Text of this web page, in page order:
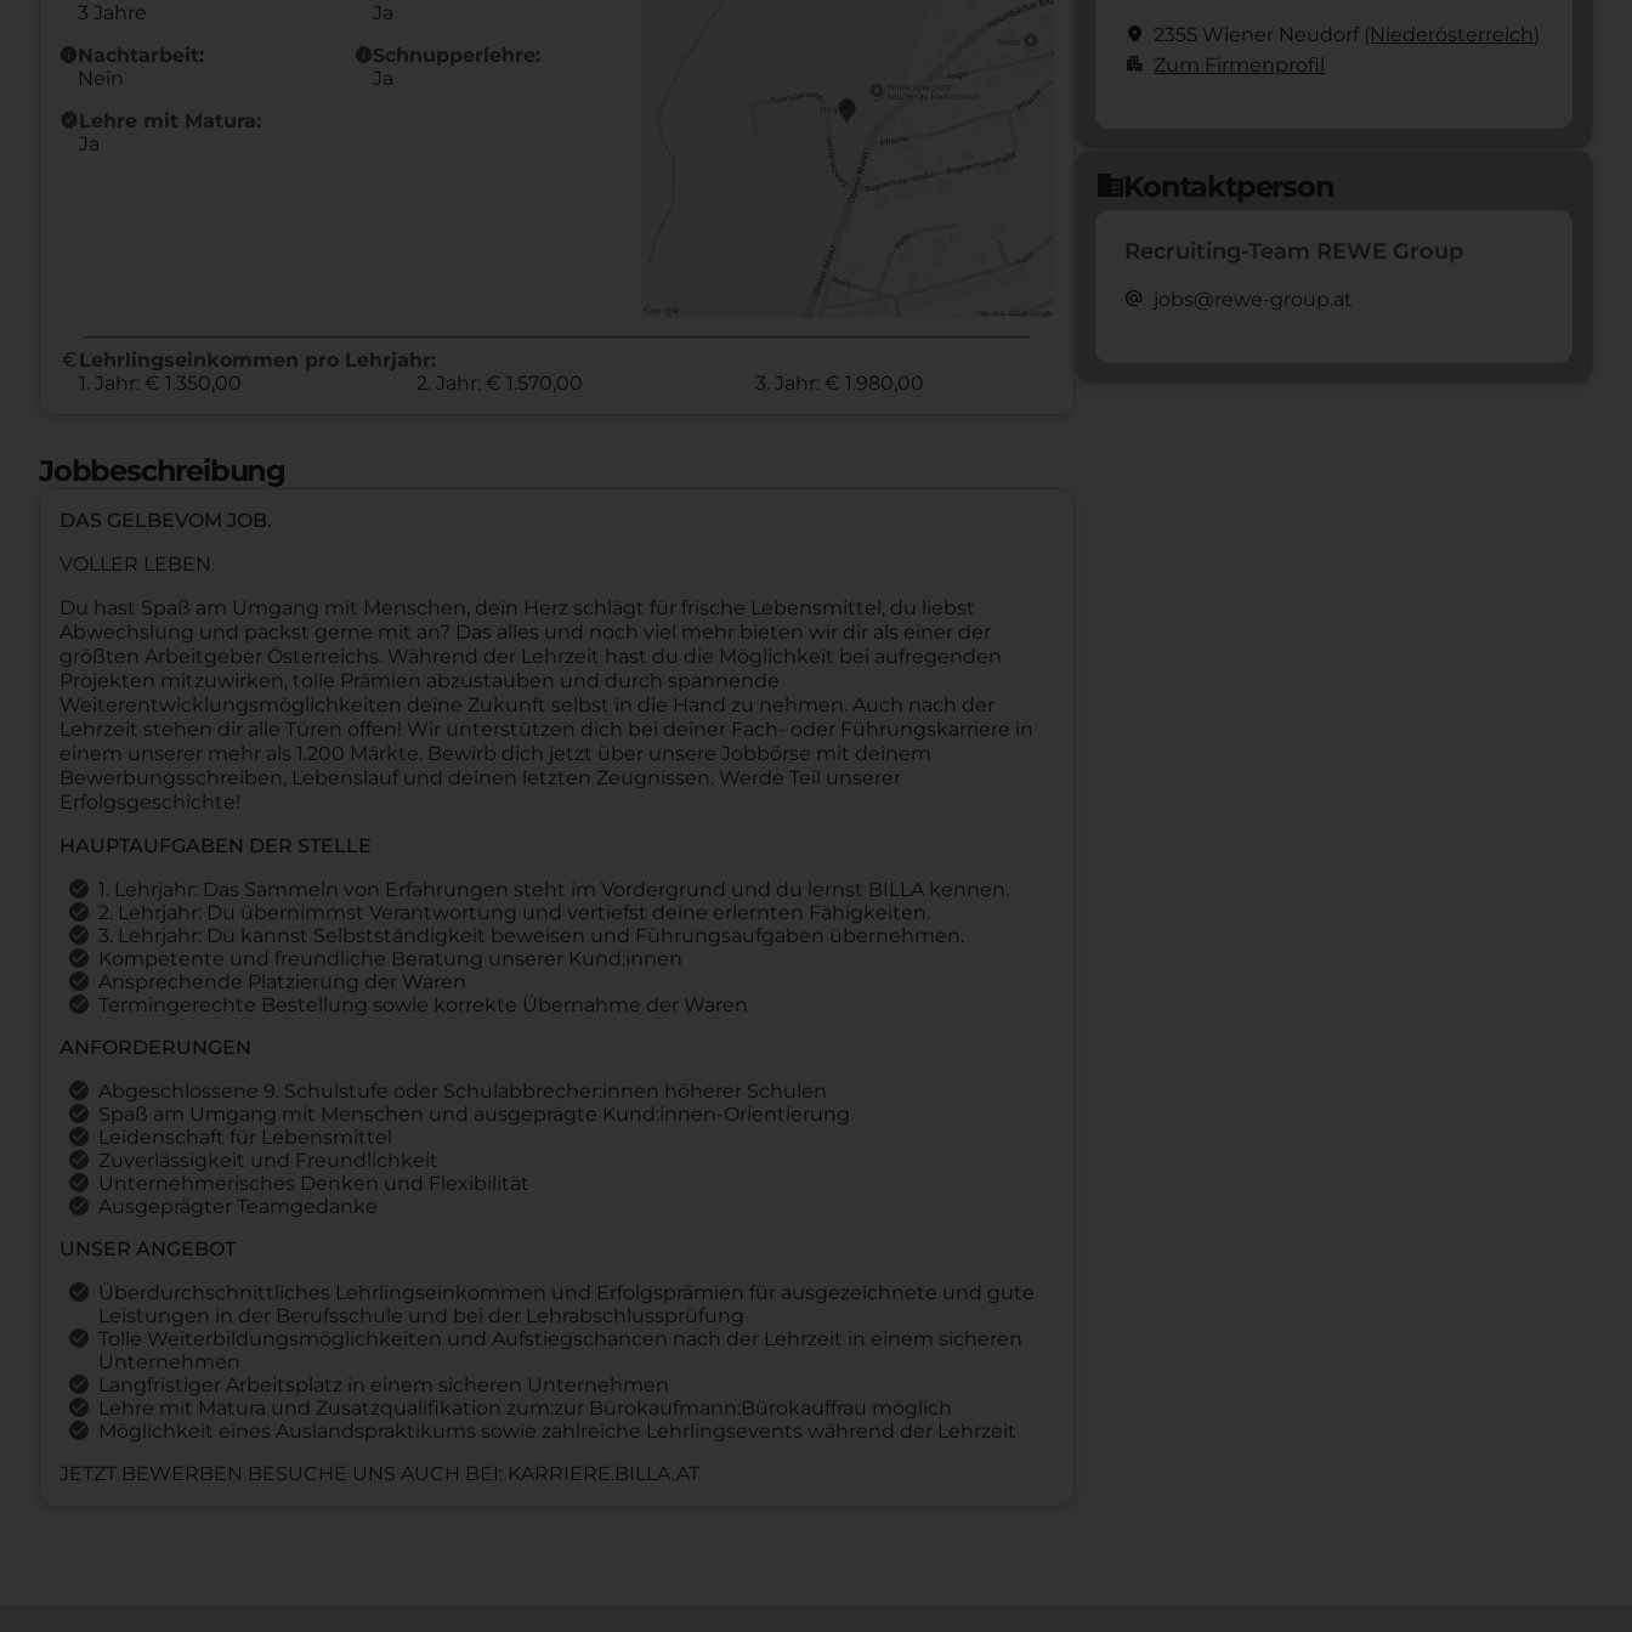
3 Jahre
Ja
infoNachtarbeit:
Nein
infoSchnupperlehre:
Ja
new_releasesLehre mit Matura:
Ja
euro Lehrlingseinkommen pro Lehrjahr:
1. Jahr: € 1.350,00
2. Jahr: € 1.570,00 3. Jahr: € 1.980,00
Jobbeschreibung
DAS GELBEVOM JOB.
VOLLER LEBEN.
Du hast Spaß am Umgang mit Menschen, dein Herz schlägt für frische Lebensmittel, du liebst
Abwechslung und packst gerne mit an? Das alles und noch viel mehr bieten wir dir als einer der
größten Arbeitgeber Österreichs. Während der Lehrzeit hast du die Möglichkeit bei aufregenden
Projekten mitzuwirken, tolle Prämien abzustauben und durch spannende
Weiterentwicklungsmöglichkeiten deine Zukunft selbst in die Hand zu nehmen. Auch nach der
Lehrzeit stehen dir alle Türen offen! Wir unterstützen dich bei deiner Fach- oder Führungskarriere in
einem unserer mehr als 1.200 Märkte. Bewirb dich jetzt über unsere Jobbörse mit deinem
Bewerbungsschreiben, Lebenslauf und deinen letzten Zeugnissen. Werde Teil unserer
Erfolgsgeschichte!
HAUPTAUFGABEN DER STELLE
1. Lehrjahr: Das Sammeln von Erfahrungen steht im Vordergrund und du lernst BILLA kennen.
2. Lehrjahr: Du übernimmst Verantwortung und vertiefst deine erlernten Fähigkeiten.
3. Lehrjahr: Du kannst Selbstständigkeit beweisen und Führungsaufgaben übernehmen.
Kompetente und freundliche Beratung unserer Kund:innen
Ansprechende Platzierung der Waren
Termingerechte Bestellung sowie korrekte Übernahme der Waren
ANFORDERUNGEN
Abgeschlossene 9. Schulstufe oder Schulabbrecher:innen höherer Schulen
Spaß am Umgang mit Menschen und ausgeprägte Kund:innen-Orientierung
Leidenschaft für Lebensmittel
Zuverlässigkeit und Freundlichkeit
Unternehmerisches Denken und Flexibilität
Ausgeprägter Teamgedanke
UNSER ANGEBOT
Überdurchschnittliches Lehrlingseinkommen und Erfolgsprämien für ausgezeichnete und gute
Leistungen in der Berufsschule und bei der Lehrabschlussprüfung
Tolle Weiterbildungsmöglichkeiten und Aufstiegschancen nach der Lehrzeit in einem sicheren
Unternehmen
Langfristiger Arbeitsplatz in einem sicheren Unternehmen
Lehre mit Matura und Zusatzqualifikation zum:zur Bürokaufmann:Bürokauffrau möglich
Möglichkeit eines Auslandspraktikums sowie zahlreiche Lehrlingsevents während der Lehrzeit
JETZT BEWERBEN BESUCHE UNS AUCH BEI: KARRIERE.BILLA.AT
location_on 2355 Wiener Neudorf (Nieder­österreich)
apartment Zum Firmenprofil
domainKontaktperson
Recruiting-Team REWE Group
alternate_email jobs@rewe-group.at